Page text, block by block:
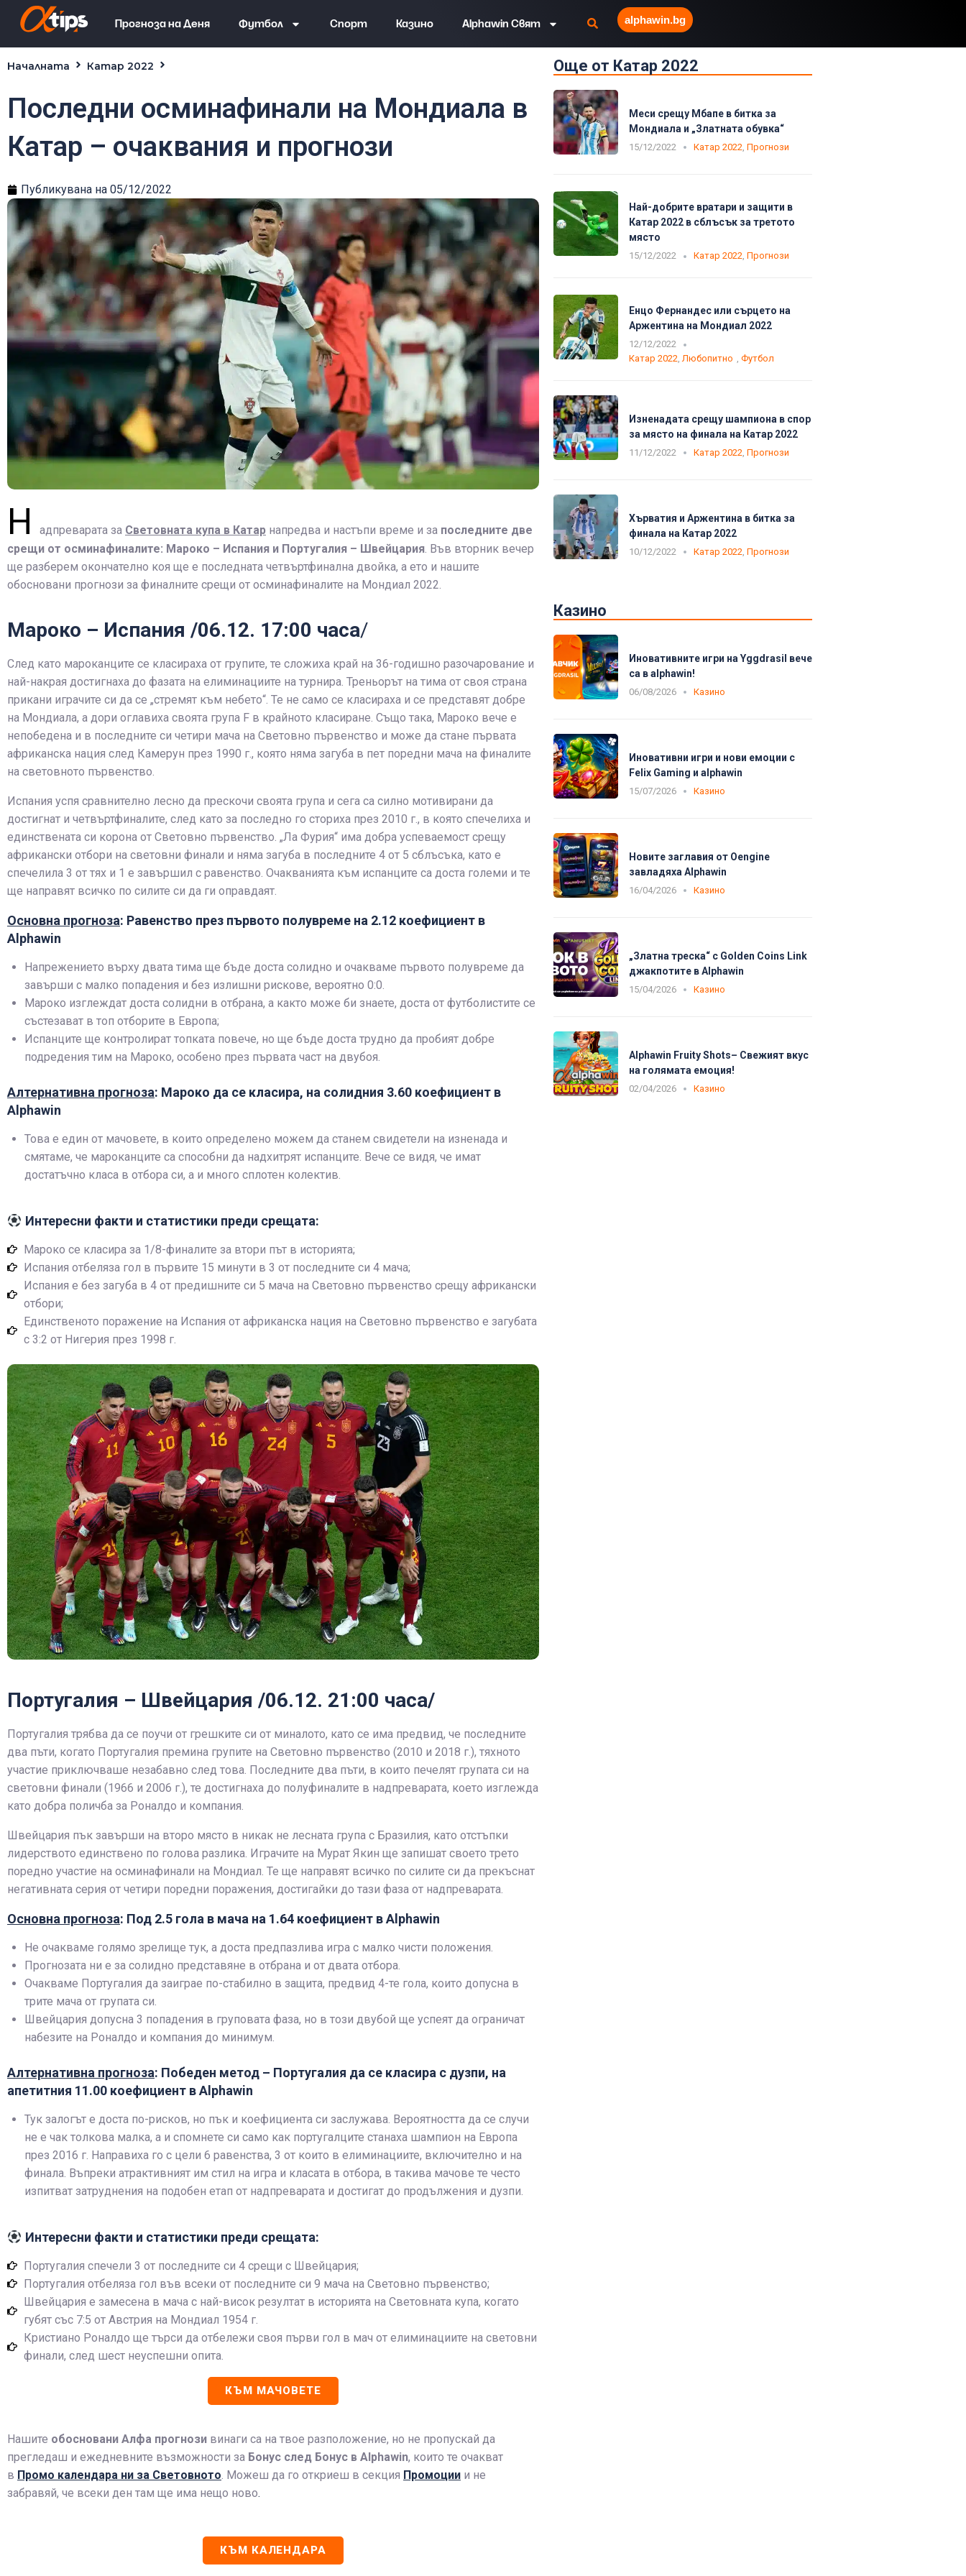
alphawin.bg
Прогноза на Деня Футбол Спорт Казино Alphawin Свят
Началната
Катар 2022
Последни осминафинали на Мондиала в
Катар – очаквания и прогнози
Публикувана на 05/12/2022
Н адпреварата за Световната купа в Катар напредва и настъпи време и за последните две
срещи от осминафиналите: Мароко – Испания и Португалия – Швейцария . Във вторник вечер
ще разберем окончателно коя ще е последната четвъртфинална двойка, а ето и нашите
обосновани прогнози за финалните срещи от осминафиналите на Мондиал 2022.
Мароко – Испания /06.12. 17:00 часа/
След като мароканците се класираха от групите, те сложиха край на 36-годишно разочарование и
най-накрая достигнаха до фазата на елиминациите на турнира. Треньорът на тима от своя страна
прикани играчите си да се „стремят към небето“. Те не само се класираха и се представят добре
на Мондиала, а дори оглавиха своята група F в крайното класиране. Също така, Мароко вече е
непобедена и в последните си четири мача на Световно първенство и може да стане първата
африканска нация след Камерун през 1990 г., която няма загуба в пет поредни мача на финалите
на световното първенство.
Испания успя сравнително лесно да прескочи своята група и сега са силно мотивирани да
достигнат и четвъртфиналите, след като за последно го сториха през 2010 г., в която спечелиха и
единствената си корона от Световно първенство. „Ла Фурия“ има добра успеваемост срещу
африкански отбори на световни финали и няма загуба в последните 4 от 5 сблъсъка, като е
спечелила 3 от тях и 1 е завършил с равенство. Очакванията към испанците са доста големи и те
ще направят всичко по силите си да ги оправдаят.
Основна прогноза: Равенство през първото полувреме на 2.12 коефициент в
Alphawin
Напрежението върху двата тима ще бъде доста солидно и очакваме първото полувреме да
завърши с малко попадения и без излишни рискове, вероятно 0:0.
Мароко изглеждат доста солидни в отбрана, а както може би знаете, доста от футболистите се
състезават в топ отборите в Европа;
Испанците ще контролират топката повече, но ще бъде доста трудно да пробият добре
подредения тим на Мароко, особено през първата част на двубоя.
Алтернативна прогноза: Мароко да се класира, на солидния 3.60 коефициент в
Alphawin
Това е един от мачовете, в които определено можем да станем свидетели на изненада и
смятаме, че мароканците са способни да надхитрят испанците. Вече се видя, че имат
достатъчно класа в отбора си, а и много сплотен колектив.
Интересни факти и статистики преди срещата:
Мароко се класира за 1/8-финалите за втори път в историята;
Испания отбеляза гол в първите 15 минути в 3 от последните си 4 мача;
Испания е без загуба в 4 от предишните си 5 мача на Световно първенство срещу африкански
отбори;
Единственото поражение на Испания от африканска нация на Световно първенство е загубата
с 3:2 от Нигерия през 1998 г.
Португалия – Швейцария /06.12. 21:00 часа/
Португалия трябва да се поучи от грешките си от миналото, като се има предвид, че последните
два пъти, когато Португалия премина групите на Световно първенство (2010 и 2018 г.), тяхното
участие приключваше незабавно след това. Последните два пъти, в които печелят групата си на
световни финали (1966 и 2006 г.), те достигнаха до полуфиналите в надпреварата, което изглежда
като добра поличба за Роналдо и компания.
Швейцария пък завърши на второ място в никак не лесната група с Бразилия, като отстъпки
лидерството единствено по голова разлика. Играчите на Мурат Якин ще запишат своето трето
поредно участие на осминафинали на Мондиал. Те ще направят всичко по силите си да прекъснат
негативната серия от четири поредни поражения, достигайки до тази фаза от надпреварата.
Основна прогноза: Под 2.5 гола в мача на 1.64 коефициент в Alphawin
Не очакваме голямо зрелище тук, а доста предпазлива игра с малко чисти положения.
Прогнозата ни е за солидно представяне в отбрана и от двата отбора.
Очакваме Португалия да заиграе по-стабилно в защита, предвид 4-те гола, които допусна в
трите мача от групата си.
Швейцария допусна 3 попадения в груповата фаза, но в този двубой ще успеят да ограничат
набезите на Роналдо и компания до минимум.
Алтернативна прогноза: Победен метод – Португалия да се класира с дузпи, на
апетитния 11.00 коефициент в Alphawin
Тук залогът е доста по-рисков, но пък и коефициента си заслужава. Вероятността да се случи
не е чак толкова малка, а и спомнете си само как португалците станаха шампион на Европа
през 2016 г. Направиха го с цели 6 равенства, 3 от които в елиминациите, включително и на
финала. Въпреки атрактивният им стил на игра и класата в отбора, в такива мачове те често
изпитват затруднения на подобен етап от надпреварата и достигат до продължения и дузпи.
Интересни факти и статистики преди срещата:
Португалия спечели 3 от последните си 4 срещи с Швейцария;
Португалия отбеляза гол във всеки от последните си 9 мача на Световно първенство;
Швейцария е замесена в мача с най-висок резултат в историята на Световната купа, когато
губят със 7:5 от Австрия на Мондиал 1954 г.
Кристиано Роналдо ще търси да отбележи своя първи гол в мач от елиминациите на световни
финали, след шест неуспешни опита.
КЪМ МАЧОВЕТЕ
Нашите обосновани Алфа прогнози винаги са на твое разположение, но не пропускай да
прегледаш и ежедневните възможности за Бонус след Бонус в Alphawin, които те очакват
в Промо календара ни за Световното. Можеш да го откриеш в секция Промоции и не
забравяй, че всеки ден там ще има нещо ново.
КЪМ КАЛЕНДАРА
Още от Катар 2022
Меси срещу Мбапе в битка за
Мондиала и „Златната обувка“
15/12/2022 Катар 2022 Прогнози
Най-добрите вратари и защити в
Катар 2022 в сблъсък за третото
място
15/12/2022 Катар 2022, Прогнози
Енцо Фернандес или сърцето на
Аржентина на Мондиал 2022
12/12/2022
Катар 2022,Любопитно , Футбол
Изненадата срещу шампиона в спор
за място на финала на Катар 2022
11/12/2022 Катар 2022 Прогнози
Хърватия и Аржентина в битка за
финала на Катар 2022
10/12/2022 Катар 2022 Прогнози
Казино
Иновативните игри на Yggdrasil вече
са в alphawin!
06/08/2026 Казино
Иновативни игри и нови емоции с
Felix Gaming и alphawin
15/07/2026 Казино
Новите заглавия от Oengine
завладяха Alphawin
16/04/2026 Казино
„Златна треска“ с Golden Coins Link
джакпотите в Alphawin
15/04/2026 Казино
Alphawin Fruity Shots– Свежият вкус
на голямата емоция!
02/04/2026 Казино